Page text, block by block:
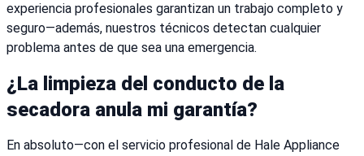
experiencia profesionales garantizan un trabajo completo y
seguro—además, nuestros técnicos detectan cualquier
problema antes de que sea una emergencia.
¿La limpieza del conducto de la
secadora anula mi garantía?
En absoluto—con el servicio profesional de Hale Appliance